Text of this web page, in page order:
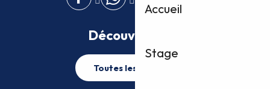
Accueil
Stage
Découvrez plus
Toutes les activités